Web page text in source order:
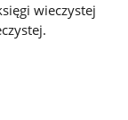
wieczystej